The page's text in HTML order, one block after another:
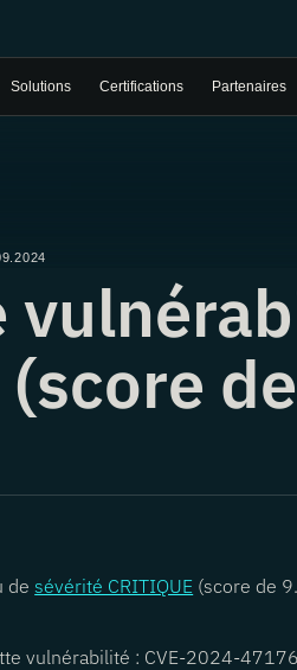
Solutions Certifications Partenaires
de sévérité CRITIQUE (score de
vulnérabilité : CVE-2024-